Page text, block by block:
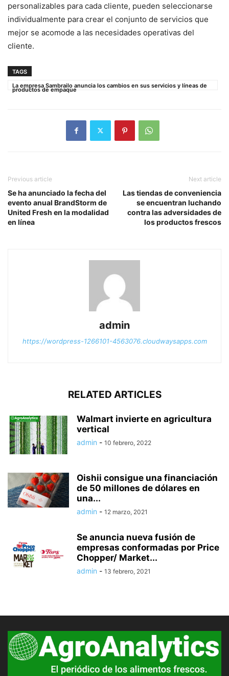
personalizables para cada cliente, pueden seleccionarse
individualmente para crear el conjunto de servicios que
mejor se acomode a las necesidades operativas del
cliente.
TAGS
La empresa Sambrailo anuncia los cambios en sus servicios y líneas de
productos de empaque
Previous article
Se ha anunciado la fecha del
evento anual BrandStorm de
United Fresh en la modalidad
en línea
Next article
Las tiendas de conveniencia
se encuentran luchando
contra las adversidades de
los productos frescos
admin
https://wordpress-1266101-4563076.cloudwaysapps.com
RELATED ARTICLES
Walmart invierte en agricultura
vertical
admin - 10 febrero, 2022
Oishii consigue una financiación
de 50 millones de dólares en
una...
admin - 12 marzo, 2021
Se anuncia nueva fusión de
empresas conformadas por Price
Chopper/ Market...
admin - 13 febrero, 2021